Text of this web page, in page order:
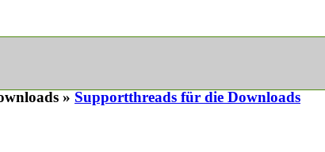
» Supportthreads für die Downloads